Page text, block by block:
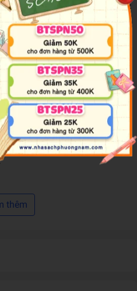
an enthralling, impossible-to-put
flying, but it is also a gorgeous,
love for her daughter. I
— Aimee Molloy,New York
Mother
shady conspiracies of John
of two rounded female
crashes in the Colorado Rockies,
home in Owl Creek, Maine,
thêm